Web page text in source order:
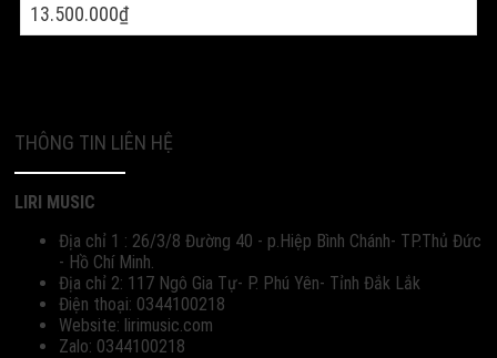
13.500.000₫
THÔNG TIN LIÊN HỆ
LIRI MUSIC
Địa chỉ 1 : 26/3/8 Đường 40 - p.Hiệp Bình Chánh- TP.Thủ Đức
- Hồ Chí Minh.
Địa chỉ 2: 117 Ngô Gia Tự- P. Phú Yên- Tỉnh Đắk Lắk
Điện thoại: 0344100218
Website: lirimusic.com
Zalo: 0344100218